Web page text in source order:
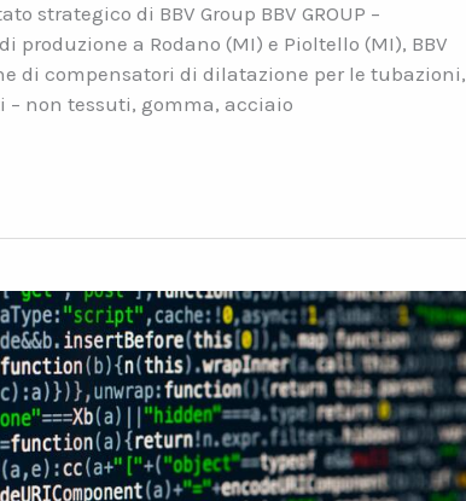
strategico di BBV Group BBV GROUP –
a Rodano (MI) e Pioltello (MI), BBV
di compensatori di dilatazione per le tubazioni,
non tessuti, gomma, acciaio